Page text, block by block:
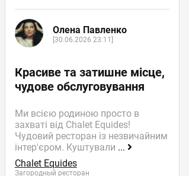
Олена Павленко
[30.06.2026 23:11]
Красиве та затишне місце,
чудове обслуговування
Ми всією родиною просто в
захваті від Chalet Equides!
Чудовий ресторан із незвичайним
інтер'єром. Куштували ...
Chalet Equides
Загородный ресторан